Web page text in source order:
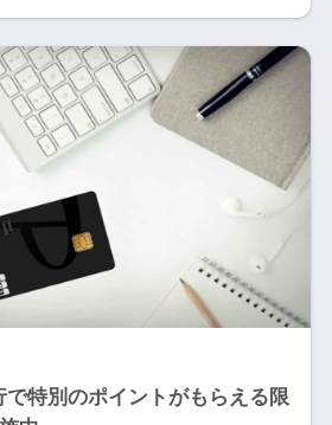
で特別のポイントがもらえる限